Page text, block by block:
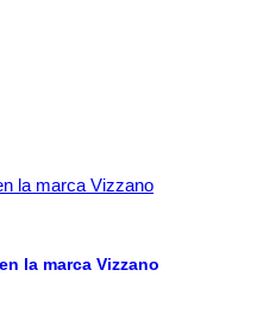
la marca Vizzano